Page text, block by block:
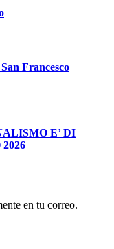
Francesco
E’ DI
en tu correo.